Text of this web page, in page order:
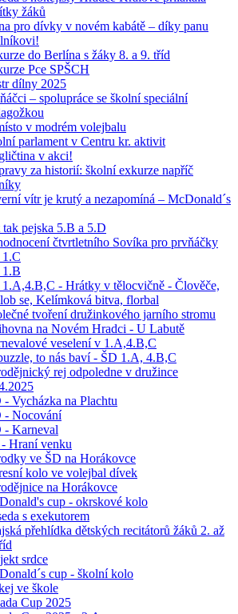
žáků
pro dívky v novém kabátě – díky panu
do Berlína s žáky 8. a 9. tříd
Pce SPŠCH
dílny 2025
– spolupráce se školní speciální
v modrém volejbalu
parlament v Centru kr. aktivit
v akci!
za historií: školní exkurze napříč
vítr je krutý a nezapomíná – McDonald´s
pejska 5.B a 5.D
čtvrtletního Sovíka pro prvňáčky
1.B
1.A,4.B,C - Hrátky v tělocvičně - Člověče,
se, Kelímková bitva, florbal
tvoření družinkového jarního stromu
na Novém Hradci - U Labutě
veselení v 1.A,4.B,C
to nás baví - ŠD 1.A, 4.B,C
rej odpoledne v družince
- Vycházka na Plachtu
- Nocování
- Karneval
Hraní venku
ve ŠD na Horákovce
kolo ve volejbal dívek
na Horákovce
cup - okrskové kolo
s exekutorem
přehlídka dětských recitátorů žáků 2. až
srdce
cup - školní kolo
ve škole
Cup 2025